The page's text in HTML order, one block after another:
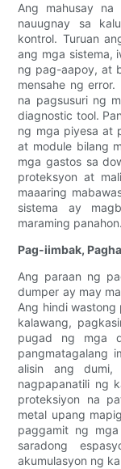
Ang mahusay
nauugnay sa
kontrol. Turuan
ang mga sistema,
ng pag-aapoy, at
mensahe ng
na pagsusuri ng
diagnostic tool.
ng mga piyesa at
at module bilang
mga gastos sa
proteksyon at
maaaring
sistema ay
maraming panahon.
Pag-iimbak,
Ang paraan ng
dumper ay may
Ang hindi wastong
kalawang,
pugad ng mga
pangmatagalang
alisin ang
nagpapanatili ng
proteksiyon na
metal upang
paggamit ng
saradong
akumulasyon ng